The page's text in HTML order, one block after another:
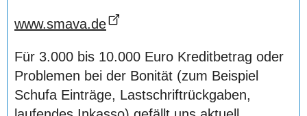
www.smava.de
Für 3.000 bis 10.000 Euro Kreditbetrag oder
Problemen bei der Bonität (zum Beispiel
Schufa Einträge, Lastschriftrückgaben,